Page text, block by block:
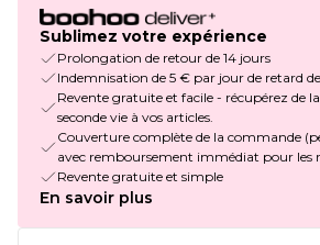
Sublimez votre expérience
Prolongation de retour de 14 jours
Indemnisation de 5 € par jour de retard
Revente gratuite et facile - récupérez de
seconde vie à vos articles.
Couverture complète de la commande
avec remboursement immédiat pour les
Revente gratuite et simple
En savoir plus